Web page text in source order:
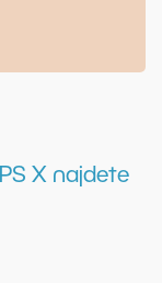
X najdete